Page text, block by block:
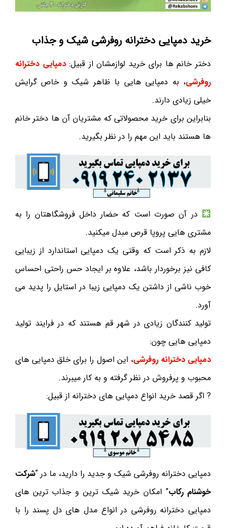
خرید دمپایی دخترانه روفرشی شیک و جذاب
دختر خانم ها برای خرید لوازمشان از قبیل:دمپایی دخترانه
روفرشی، به دمپایی هایی با ظاهر شیک و خاص گرایش
خیلی زیادی دارند.
بنابراین برای خرید محصولاتی که مشتریان آن ها دختر خانم
ها هستند باید این مهم را در نظر بگیرید.
در آن صورت است که حضار داخل فروشگاهتان را به
مشتری هایی پروپا قرص مبدل میکنید.
لازم به ذکر است که وقتی یک دمپایی استاندارد از زیبایی
کافی نیز برخوردار باشد، علاوه بر ایجاد حس راحتی احساس
خوب ناشی از داشتن یک دمپایی زیبا در استایل را پدید می
آورد.
تولید کنندگان زیادی در شهر قم هستند که در فرایند تولید
دمپایی هایی چون:
دمپایی دخترانه روفرشی، این اصول را برای خلق دمپایی های
محبوب و پرفروش در نظر گرفته و به کار میبرند.
? اگر قصد خرید انواع دمپایی های دخترانه از قبیل:
دمپایی دخترانه روفرشی شیک و جدید را دارید، ما در “شرکت
خوشنام رکاب” امکان خرید شیک ترین و جذاب ترین های
دمپایی دخترانه روفرشی در انواع مدل های دل پسند را با